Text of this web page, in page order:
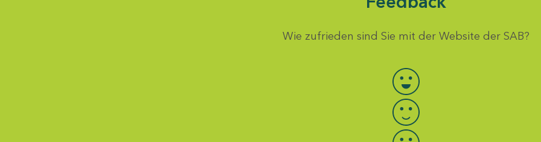
Wie zufrieden sind Sie mit der Website der SAB?
Bewertung auswählen